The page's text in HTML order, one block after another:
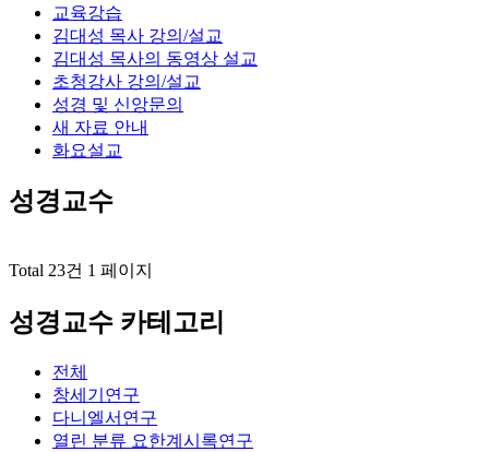
교육강습
김대성 목사 강의/설교
김대성 목사의 동영상 설교
초청강사 강의/설교
성경 및 신앙문의
새 자료 안내
화요설교
성경교수
Total 23건 1 페이지
성경교수 카테고리
전체
창세기연구
다니엘서연구
열린 분류 요한계시록연구